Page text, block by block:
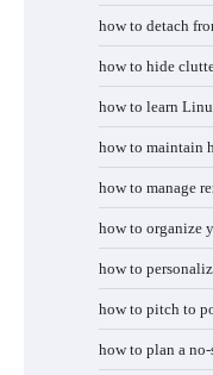
how to detach
how to hide
how to learn
how to maintain
how to manage
how to organize
how to
how to pitch to
how to plan a